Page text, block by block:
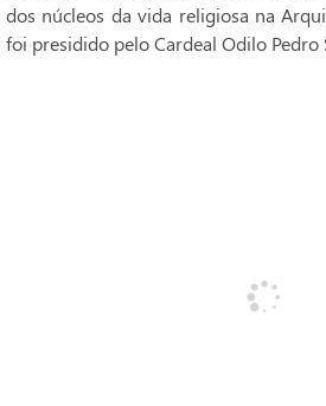
dos núcleos da vida religiosa na
foi presidido pelo Cardeal Odilo Pedro